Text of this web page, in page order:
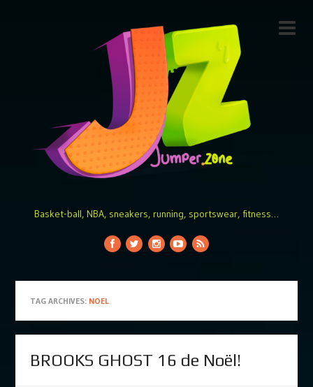
Basket-ball, NBA, sneakers, running, sportswear, fitness…
TAG ARCHIVES: NOEL
BROOKS GHOST 16 de Noël!